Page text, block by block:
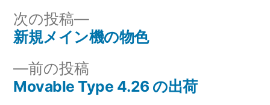
投
稿 前の投稿
の
Movable Type 4.26 の出荷
次の投稿
次
の
新規メイン機の物色